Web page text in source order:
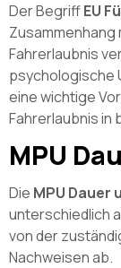
Der BegriffEU
Fahrerlaubnis
psychologische
eine wichtige
Fahrerlaubnis in
MPU
Die MPU Dauer
unterschiedlich
von der
Nachweisen ab.